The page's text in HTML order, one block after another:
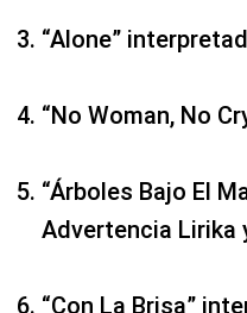
“Alone”
“No Woman, No
“Árboles Bajo El
Advertencia Lirika
“Con La Brisa”